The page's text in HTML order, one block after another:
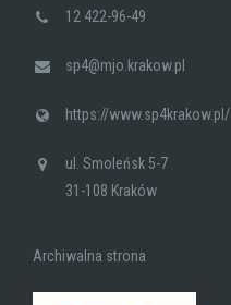
12 422-96-49
sp4@mjo.krakow.pl
https://www.sp4krakow.pl/
ul. Smoleńsk 5-7
31-108 Kraków
Archiwalna strona